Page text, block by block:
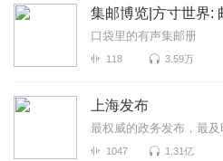
集邮博览|方寸世界:
口袋里的有声集邮册
118 3.59万
上海发布
最权威的政务发布，最
1047 1.31亿